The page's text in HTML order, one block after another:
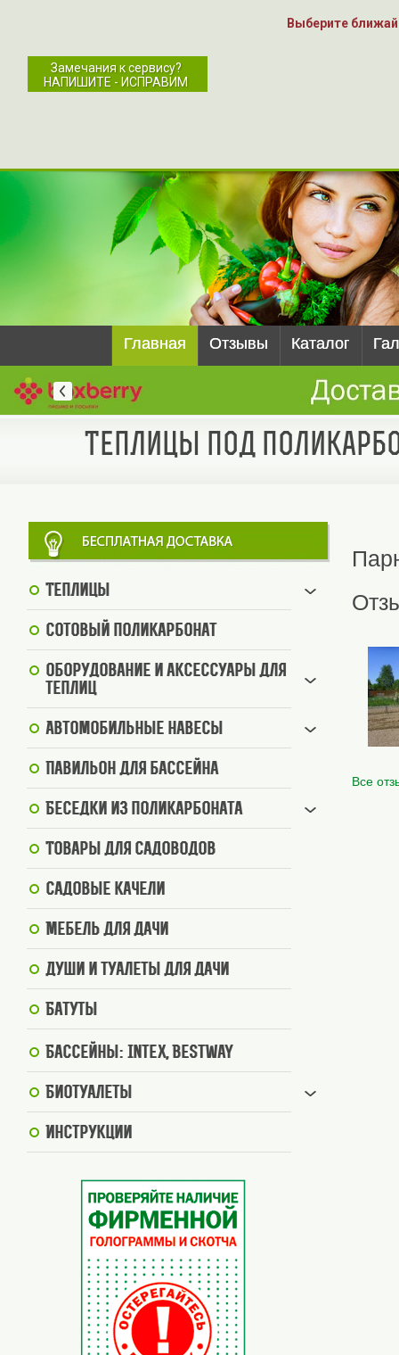
Выберите
Замечания к сервису?
НАПИШИТЕ - ИСПРАВИМ
Главная Отзывы Каталог
Теплицы под
Теплицы
Сотовый поликарбонат
Оборудование и аксессуары для
теплиц
Автомобильные навесы
Павильон для бассейна
Беседки из поликарбоната
Товары для садоводов
Садовые качели
Мебель для дачи
Души и туалеты для дачи
Батуты
Бассейны: Intex, BestWay
Биотуалеты
Инструкции
Все